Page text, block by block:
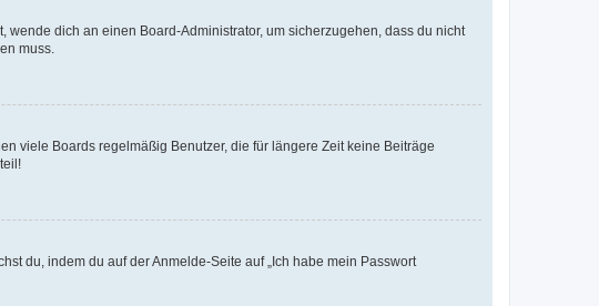
dich an einen Board-Administrator, um sicherzugehen, dass du nicht
muss.
viele Boards regelmäßig Benutzer, die für längere Zeit keine Beiträge
du, indem du auf der Anmelde-Seite auf „Ich habe mein Passwort